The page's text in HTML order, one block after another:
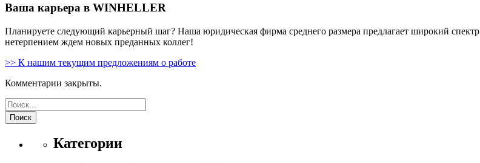
Ваша карьера в WINHELLER
Планируете следующий карьерный шаг? Наша юридическая фирма среднего размера предлагает широкий
нетерпением ждем новых преданных коллег!
>> К нашим текущим предложениям о работе
Комментарии закрыты.
Поиск
Категории